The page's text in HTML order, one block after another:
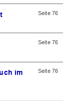
Seite 76
Seite 76
im
Seite 76